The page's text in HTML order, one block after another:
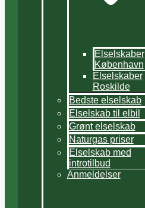
Elselskaber
København
Elselskaber
Roskilde
Bedste elselskab
Elselskab til elbil
Grønt elselskab
Naturgas priser
Elselskab med
introtilbud
Anmeldelser